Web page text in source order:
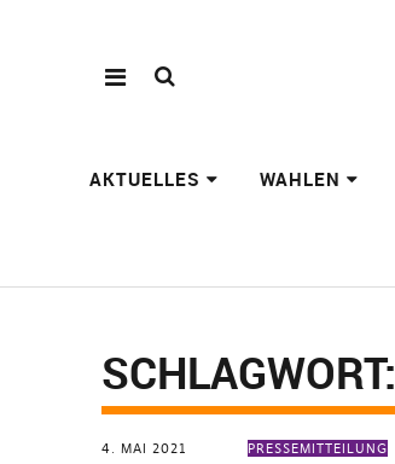
AKTUELLES WAHLEN
SCHLAGWORT:
4. MAI 2021 PRESSEMITTEILUNG